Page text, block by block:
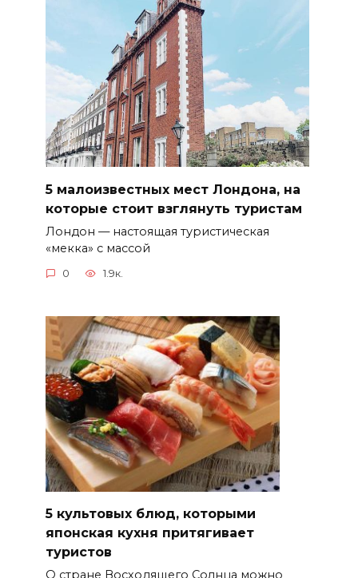
5 малоизвестных мест Лондона, на
которые стоит взглянуть туристам
Лондон — настоящая туристическая
«мекка» с массой
0 1.9к.
5 культовых блюд, которыми
японская кухня притягивает
туристов
О стране Восходящего Солнца можно